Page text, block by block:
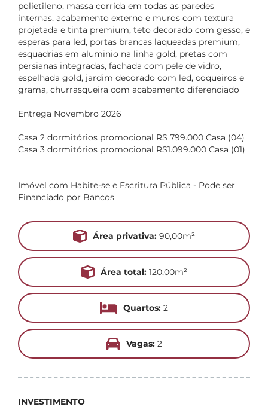
polietileno, massa corrida em todas as paredes
internas, acabamento externo e muros com textura
projetada e tinta premium, teto decorado com gesso, e
esperas para led, portas brancas laqueadas premium,
esquadrias em aluminio na linha gold, pretas com
persianas integradas, fachada com pele de vidro,
espelhada gold, jardim decorado com led, coqueiros e
grama, churrasqueira com acabamento diferenciado
Entrega Novembro 2026
Casa 2 dormitórios promocional R$ 799.000 Casa (04)
Casa 3 dormitórios promocional R$1.099.000 Casa (01)
Imóvel com Habite-se e Escritura Pública - Pode ser
Financiado por Bancos
Área privativa: 90,00m²
Área total: 120,00m²
Quartos:2
Vagas:2
INVESTIMENTO